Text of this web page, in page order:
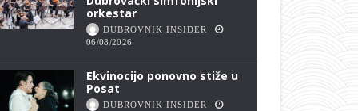
orkestar
DUBROVNIK INSIDER
06/08/2026
Ekvinocijo ponovno stiže u
Posat
DUBROVNIK INSIDER